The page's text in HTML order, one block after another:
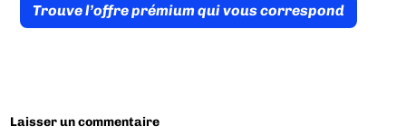
Trouve l’offre prémium qui vous correspond
Laisser un commentaire